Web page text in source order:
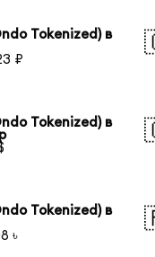
Tokenized) в
₽
Tokenized) в
Tokenized) в
৳